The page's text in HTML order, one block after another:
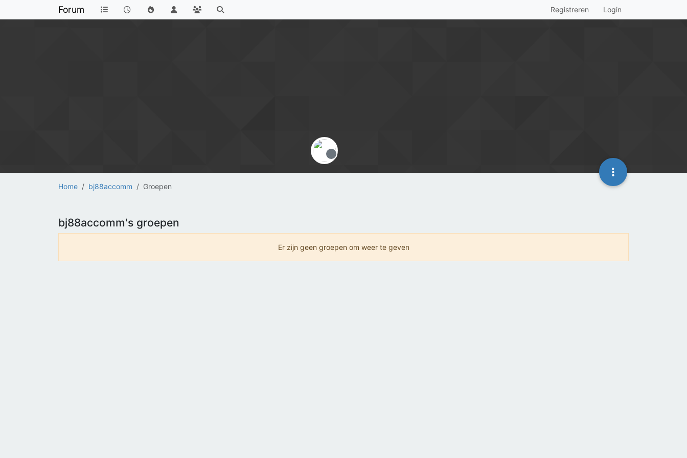
Forum Registreren Login
Home bj88accomm Groepen
Offline
bj88accomm's groepen
Er zijn geen groepen om weer te geven